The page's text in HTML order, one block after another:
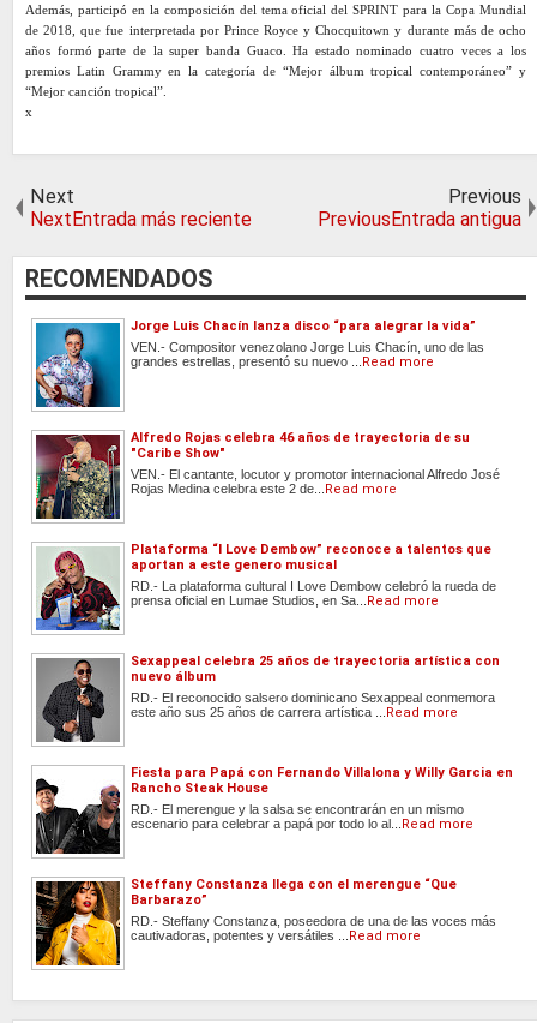
Además, participó en la composición del tema oficial del SPRINT para la Copa Mundial
de 2018, que fue interpretada por Prince Royce y Chocquitown y durante más de ocho
años formó parte de la super banda Guaco. Ha estado nominado cuatro veces a los
premios Latin Grammy en la categoría de “Mejor álbum tropical contemporáneo” y
“Mejor canción tropical”.
x
Next
NextEntrada más reciente
Previous
PreviousEntrada antigua
RECOMENDADOS
Jorge Luis Chacín lanza disco “para alegrar la vida”
VEN.- Compositor venezolano Jorge Luis Chacín, uno de las
grandes estrellas, presentó su nuevo ... Read more
Alfredo Rojas celebra 46 años de trayectoria de su
"Caribe Show"
VEN.- El cantante, locutor y promotor internacional Alfredo José
Rojas Medina celebra este 2 de... Read more
Plataforma “I Love Dembow” reconoce a talentos que
aportan a este genero musical
RD.- La plataforma cultural I Love Dembow celebró la rueda de
prensa oficial en Lumae Studios, en Sa... Read more
Sexappeal celebra 25 años de trayectoria artística con
nuevo álbum
RD.- El reconocido salsero dominicano Sexappeal conmemora
este año sus 25 años de carrera artística ... Read more
Fiesta para Papá con Fernando Villalona y Willy Garcia en
Rancho Steak House
RD.- El merengue y la salsa se encontrarán en un mismo
escenario para celebrar a papá por todo lo al... Read more
Steffany Constanza llega con el merengue “Que
Barbarazo”
RD.- Steffany Constanza, poseedora de una de las voces más
cautivadoras, potentes y versátiles ... Read more